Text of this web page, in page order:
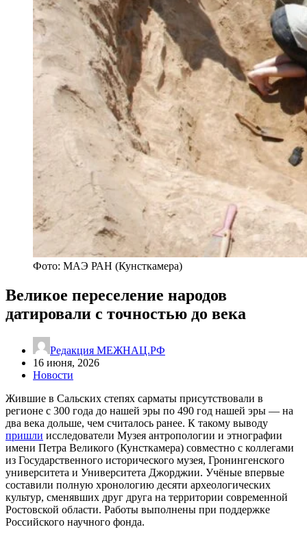
Фото: МАЭ РАН (Кунсткамера)
Великое переселение народов
датировали с точностью до века
Редакция МЕЖНАЦ.РФ
16 июня, 2026
Новости
Жившие в Сальских степях сарматы присутствовали в
регионе с 300 года до нашей эры по 490 год нашей эры — на
два века дольше, чем считалось ранее. К такому выводу
пришли исследователи Музея антропологии и этнографии
имени Петра Великого (Кунсткамера) совместно с коллегами
из Государственного исторического музея, Гронингенского
университета и Университета Джорджии. Учёные впервые
составили полную хронологию десяти археологических
культур, сменявших друг друга на территории современной
Ростовской области. Работы выполнены при поддержке
Российского научного фонда.